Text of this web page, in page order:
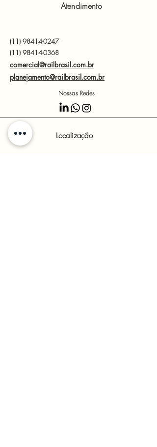
Atendimento
(11) 98414-0247
(11) 98414-0368
comercial@railbrasil.com.br
planejamento@railbrasil.com.br
Nossas Redes
Localização